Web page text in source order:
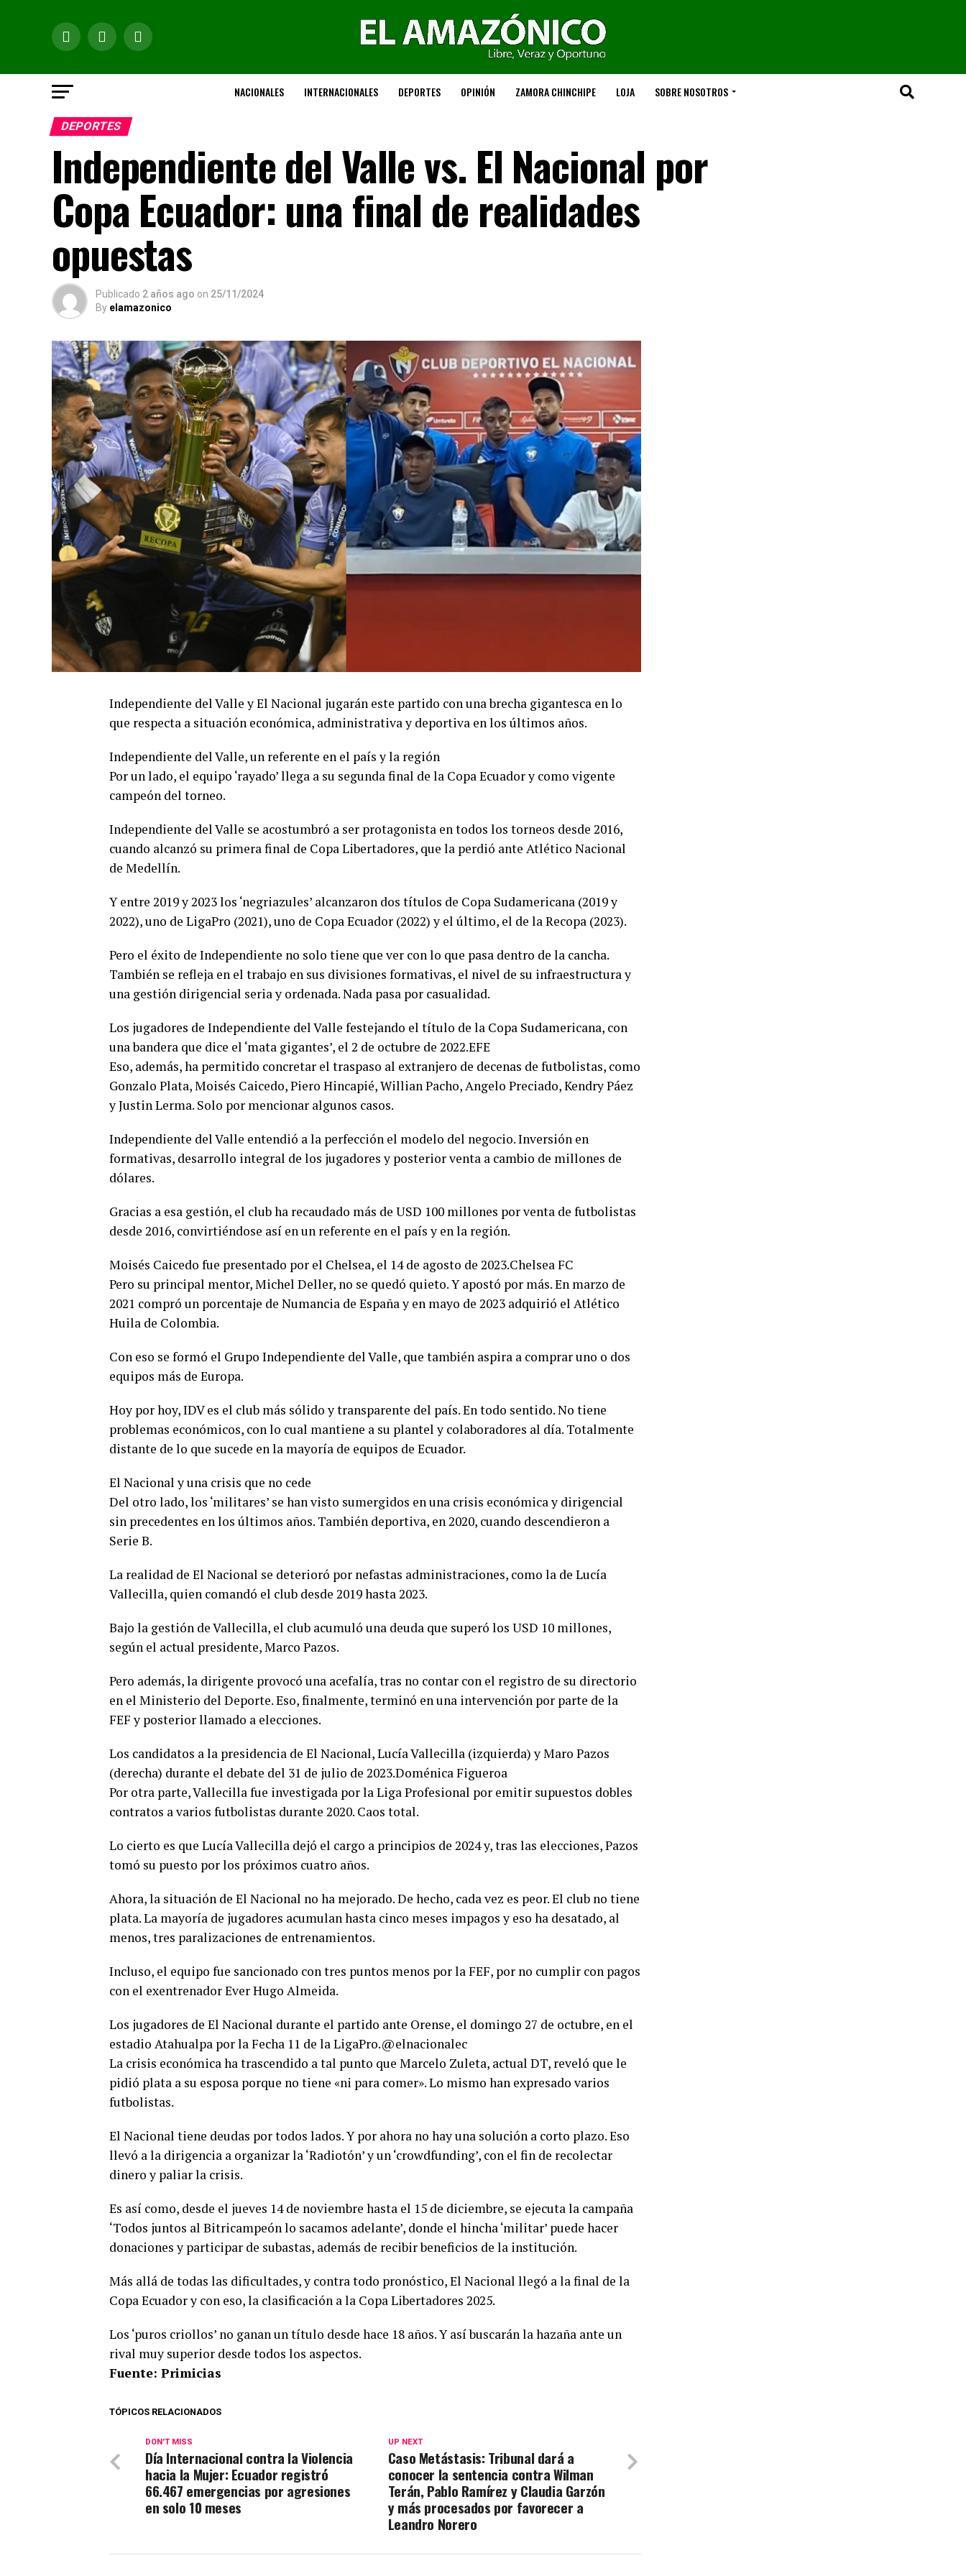
NACIONALES INTERNACIONALES DEPORTES OPINIÓN ZAMORA CHINCHIPE LOJA SOBRE NOSOTROS
DEPORTES
Independiente del Valle vs. El Nacional por
Copa Ecuador: una final de realidades
opuestas
Publicado 2 años ago on 25/11/2024
By elamazonico
Independiente del Valle y El Nacional jugarán este partido con una brecha gigantesca en lo
que respecta a situación económica, administrativa y deportiva en los últimos años.
Independiente del Valle, un referente en el país y la región
Por un lado, el equipo ‘rayado’ llega a su segunda final de la Copa Ecuador y como vigente
campeón del torneo.
Independiente del Valle se acostumbró a ser protagonista en todos los torneos desde 2016,
cuando alcanzó su primera final de Copa Libertadores, que la perdió ante Atlético Nacional
de Medellín.
Y entre 2019 y 2023 los ‘negriazules’ alcanzaron dos títulos de Copa Sudamericana (2019 y
2022), uno de LigaPro (2021), uno de Copa Ecuador (2022) y el último, el de la Recopa (2023).
Pero el éxito de Independiente no solo tiene que ver con lo que pasa dentro de la cancha.
También se refleja en el trabajo en sus divisiones formativas, el nivel de su infraestructura y
una gestión dirigencial seria y ordenada. Nada pasa por casualidad.
Los jugadores de Independiente del Valle festejando el título de la Copa Sudamericana, con
una bandera que dice el ‘mata gigantes’, el 2 de octubre de 2022.EFE
Eso, además, ha permitido concretar el traspaso al extranjero de decenas de futbolistas, como
Gonzalo Plata, Moisés Caicedo, Piero Hincapié, Willian Pacho, Angelo Preciado, Kendry Páez
y Justin Lerma. Solo por mencionar algunos casos.
Independiente del Valle entendió a la perfección el modelo del negocio. Inversión en
formativas, desarrollo integral de los jugadores y posterior venta a cambio de millones de
dólares.
Gracias a esa gestión, el club ha recaudado más de USD 100 millones por venta de futbolistas
desde 2016, convirtiéndose así en un referente en el país y en la región.
Moisés Caicedo fue presentado por el Chelsea, el 14 de agosto de 2023.Chelsea FC
Pero su principal mentor, Michel Deller, no se quedó quieto. Y apostó por más. En marzo de
2021 compró un porcentaje de Numancia de España y en mayo de 2023 adquirió el Atlético
Huila de Colombia.
Con eso se formó el Grupo Independiente del Valle, que también aspira a comprar uno o dos
equipos más de Europa.
Hoy por hoy, IDV es el club más sólido y transparente del país. En todo sentido. No tiene
problemas económicos, con lo cual mantiene a su plantel y colaboradores al día. Totalmente
distante de lo que sucede en la mayoría de equipos de Ecuador.
El Nacional y una crisis que no cede
Del otro lado, los ‘militares’ se han visto sumergidos en una crisis económica y dirigencial
sin precedentes en los últimos años. También deportiva, en 2020, cuando descendieron a
Serie B.
La realidad de El Nacional se deterioró por nefastas administraciones, como la de Lucía
Vallecilla, quien comandó el club desde 2019 hasta 2023.
Bajo la gestión de Vallecilla, el club acumuló una deuda que superó los USD 10 millones,
según el actual presidente, Marco Pazos.
Pero además, la dirigente provocó una acefalía, tras no contar con el registro de su directorio
en el Ministerio del Deporte. Eso, finalmente, terminó en una intervención por parte de la
FEF y posterior llamado a elecciones.
Los candidatos a la presidencia de El Nacional, Lucía Vallecilla (izquierda) y Maro Pazos
(derecha) durante el debate del 31 de julio de 2023.Doménica Figueroa
Por otra parte, Vallecilla fue investigada por la Liga Profesional por emitir supuestos dobles
contratos a varios futbolistas durante 2020. Caos total.
Lo cierto es que Lucía Vallecilla dejó el cargo a principios de 2024 y, tras las elecciones, Pazos
tomó su puesto por los próximos cuatro años.
Ahora, la situación de El Nacional no ha mejorado. De hecho, cada vez es peor. El club no tiene
plata. La mayoría de jugadores acumulan hasta cinco meses impagos y eso ha desatado, al
menos, tres paralizaciones de entrenamientos.
Incluso, el equipo fue sancionado con tres puntos menos por la FEF, por no cumplir con pagos
con el exentrenador Ever Hugo Almeida.
Los jugadores de El Nacional durante el partido ante Orense, el domingo 27 de octubre, en el
estadio Atahualpa por la Fecha 11 de la LigaPro.@elnacionalec
La crisis económica ha trascendido a tal punto que Marcelo Zuleta, actual DT, reveló que le
pidió plata a su esposa porque no tiene «ni para comer». Lo mismo han expresado varios
futbolistas.
El Nacional tiene deudas por todos lados. Y por ahora no hay una solución a corto plazo. Eso
llevó a la dirigencia a organizar la ‘Radiotón’ y un ‘crowdfunding’, con el fin de recolectar
dinero y paliar la crisis.
Es así como, desde el jueves 14 de noviembre hasta el 15 de diciembre, se ejecuta la campaña
‘Todos juntos al Bitricampeón lo sacamos adelante’, donde el hincha ‘militar’ puede hacer
donaciones y participar de subastas, además de recibir beneficios de la institución.
Más allá de todas las dificultades, y contra todo pronóstico, El Nacional llegó a la final de la
Copa Ecuador y con eso, la clasificación a la Copa Libertadores 2025.
Los ‘puros criollos’ no ganan un título desde hace 18 años. Y así buscarán la hazaña ante un
rival muy superior desde todos los aspectos.
Fuente: Primicias
TÓPICOS RELACIONADOS
UP NEXT
Caso Metástasis: Tribunal dará a
conocer la sentencia contra Wilman
Terán, Pablo Ramírez y Claudia Garzón
y más procesados por favorecer a
Leandro Norero
DON'T MISS
Día Internacional contra la Violencia
hacia la Mujer: Ecuador registró
66.467 emergencias por agresiones
en solo 10 meses